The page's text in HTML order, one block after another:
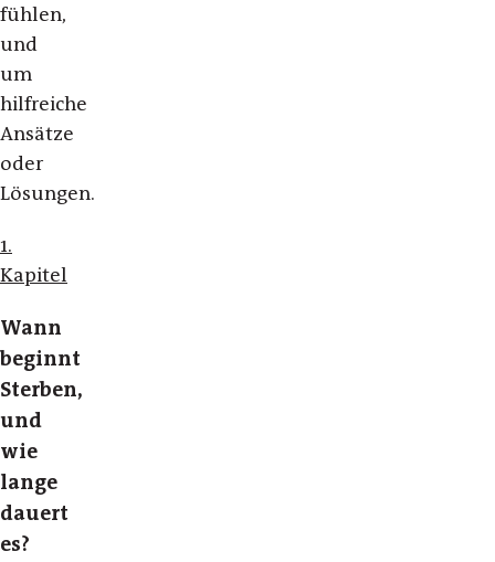
fühlen,
und
um
hilfreiche
Ansätze
oder
Lösungen.
1.
Kapitel
Wann
beginnt
Sterben,
und
wie
lange
dauert
es?